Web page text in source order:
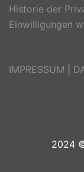
Historie der
Einwilligungen
IMPRESSUM
2024